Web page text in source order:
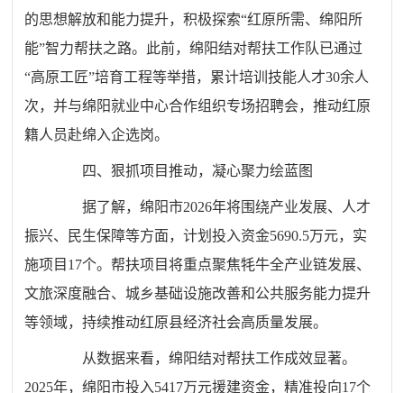
的思想解放和能力提升，积极探索“红原所需、绵阳所
能”智力帮扶之路。此前，绵阳结对帮扶工作队已通过
“高原工匠”培育工程等举措，累计培训技能人才30余人
次，并与绵阳就业中心合作组织专场招聘会，推动红原
籍人员赴绵入企选岗。
四、狠抓项目推动，凝心聚力绘蓝图
据了解，绵阳市2026年将围绕产业发展、人才
振兴、民生保障等方面，计划投入资金5690.5万元，实
施项目17个。帮扶项目将重点聚焦牦牛全产业链发展、
文旅深度融合、城乡基础设施改善和公共服务能力提升
等领域，持续推动红原县经济社会高质量发展。
从数据来看，绵阳结对帮扶工作成效显著。
2025年，绵阳市投入5417万元援建资金，精准投向17个